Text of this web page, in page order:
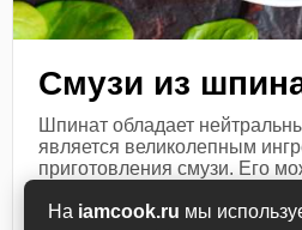
На iamcook.ru мы
Смузи из
Шпинат обладает
является великолепным
приготовления смузи. Его